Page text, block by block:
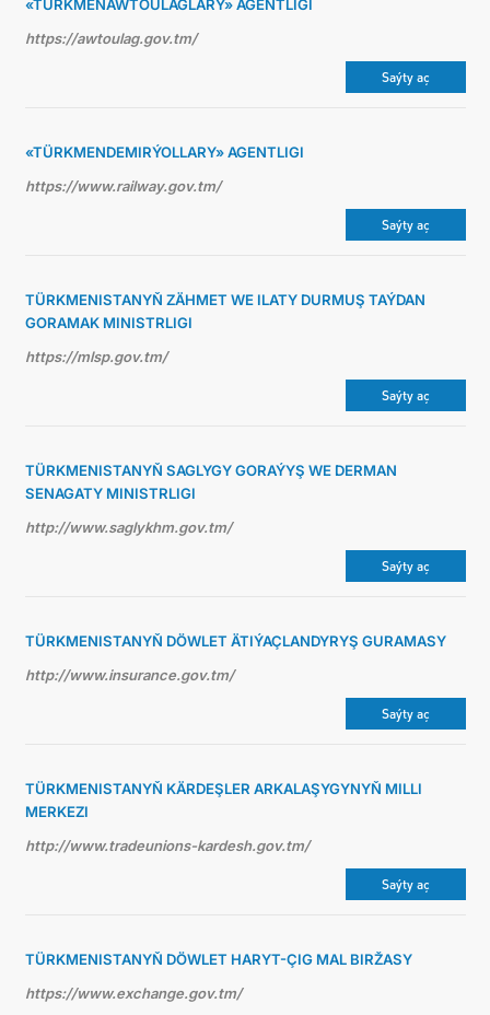
«TÜRKMENAWTOULAGLARY» AGENTLIGI
https://awtoulag.gov.tm/
Saýty aç
«TÜRKMENDEMIRÝOLLARY» AGENTLIGI
https://www.railway.gov.tm/
Saýty aç
TÜRKMENISTANYŇ ZÄHMET WE ILATY DURMUŞ TAÝDAN
GORAMAK MINISTRLIGI
https://mlsp.gov.tm/
Saýty aç
TÜRKMENISTANYŇ SAGLYGY GORAÝYŞ WE DERMAN
SENAGATY MINISTRLIGI
http://www.saglykhm.gov.tm/
Saýty aç
TÜRKMENISTANYŇ DÖWLET ÄTIÝAÇLANDYRYŞ GURAMASY
http://www.insurance.gov.tm/
Saýty aç
TÜRKMENISTANYŇ KÄRDEŞLER ARKALAŞYGYNYŇ MILLI
MERKEZI
http://www.tradeunions-kardesh.gov.tm/
Saýty aç
TÜRKMENISTANYŇ DÖWLET HARYT-ÇIG MAL BIRŽASY
https://www.exchange.gov.tm/